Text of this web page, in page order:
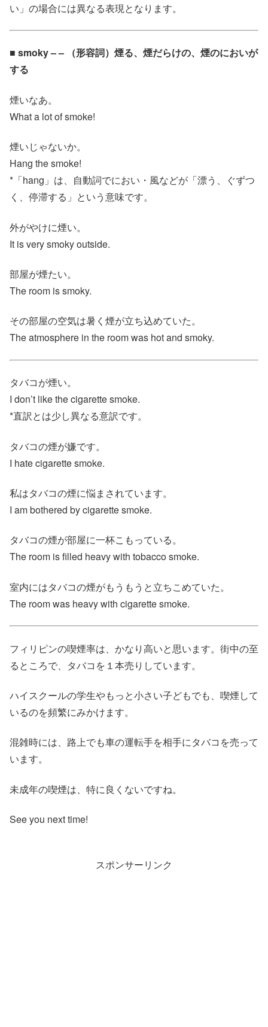
い」の場合には異なる表現となります。
■ smoky – – （形容詞）煙る、煙だらけの、煙のにおいが
する
煙いなあ。
What a lot of smoke!
煙いじゃないか。
Hang the smoke!
*「hang」は、自動詞でにおい・風などが「漂う、ぐずつ
く、停滞する」という意味です。
外がやけに煙い。
It is very smoky outside.
部屋が煙たい。
The room is smoky.
その部屋の空気は暑く煙が立ち込めていた。
The atmosphere in the room was hot and smoky.
タバコが煙い。
I don’t like the cigarette smoke.
*直訳とは少し異なる意訳です。
タバコの煙が嫌です。
I hate cigarette smoke.
私はタバコの煙に悩まされています。
I am bothered by cigarette smoke.
タバコの煙が部屋に一杯こもっている。
The room is filled heavy with tobacco smoke.
室内にはタバコの煙がもうもうと立ちこめていた。
The room was heavy with cigarette smoke.
フィリピンの喫煙率は、かなり高いと思います。街中の至
るところで、タバコを１本売りしています。
ハイスクールの学生やもっと小さい子どもでも、喫煙して
いるのを頻繁にみかけます。
混雑時には、路上でも車の運転手を相手にタバコを売って
います。
未成年の喫煙は、特に良くないですね。
See you next time!
スポンサーリンク